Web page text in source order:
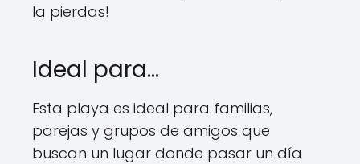
la pierdas!
Ideal para…
Esta playa es ideal para familias,
parejas y grupos de amigos que
buscan un lugar donde pasar un día